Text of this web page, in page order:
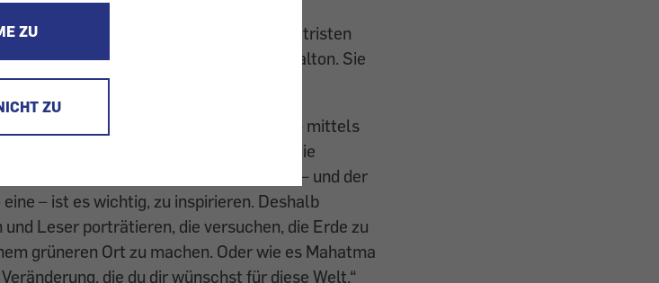
ZU
ZU
Futterpflanzen als „Tankstellen“, keine tristen
sagt KONSUMENT-Leserin Gerda Walton. Sie
geschrieben.
weite Themenfeld der Nachhaltigkeit – mittels
und Fallbeispielen von Menschen, die
Gerade bei großen Herausforderungen – und der
– ist es wichtig, zu inspirieren. Deshalb
Leser porträtieren, die versuchen, die Erde zu
grüneren Ort zu machen. Oder wie es Mahatma
die du dir wünschst für diese Welt.“